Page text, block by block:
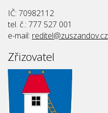
IČ: 70982112
tel. č.: 777 527 001
e-mail: reditel@zuszandov.cz
Zřizovatel